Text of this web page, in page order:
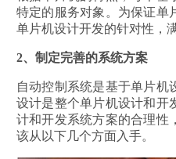
特定的服务对象。为保证单
单片机设计开发的针对性，
2、制定完善的系统方案
自动控制系统是基于单片机
设计是整个单片机设计和开
计和开发系统方案的合理性
该从以下几个方面入手。